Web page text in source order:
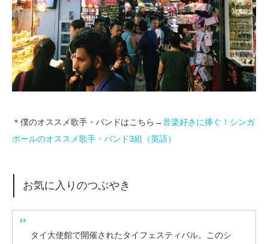
＊僕のオススメ歌手・バンドはこちら→音楽好きに捧ぐ！シンガ
ポールのオススメ歌手・バンド3組（英語）
お気に入りのつぶやき
タイ大使館で開催されたタイフェスティバル。このシ